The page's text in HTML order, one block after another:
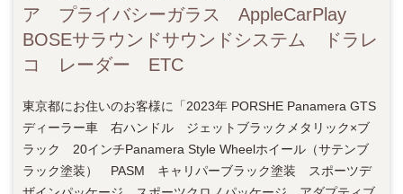
ア プライバシーガラス AppleCarPlay
BOSEサラウンドサウンドシステム ドラレ
コ レーダー ETC
東京都にお住いのお客様に「2023年 PORSHE Panamera GTS
ディーラー車 右ハンドル ジェットブラックメタリック×ブ
ラック 20インチPanamera Style Wheelホイール（サテンブ
ラック塗装） PASM キャリパーブラック塗装 スポーツデ